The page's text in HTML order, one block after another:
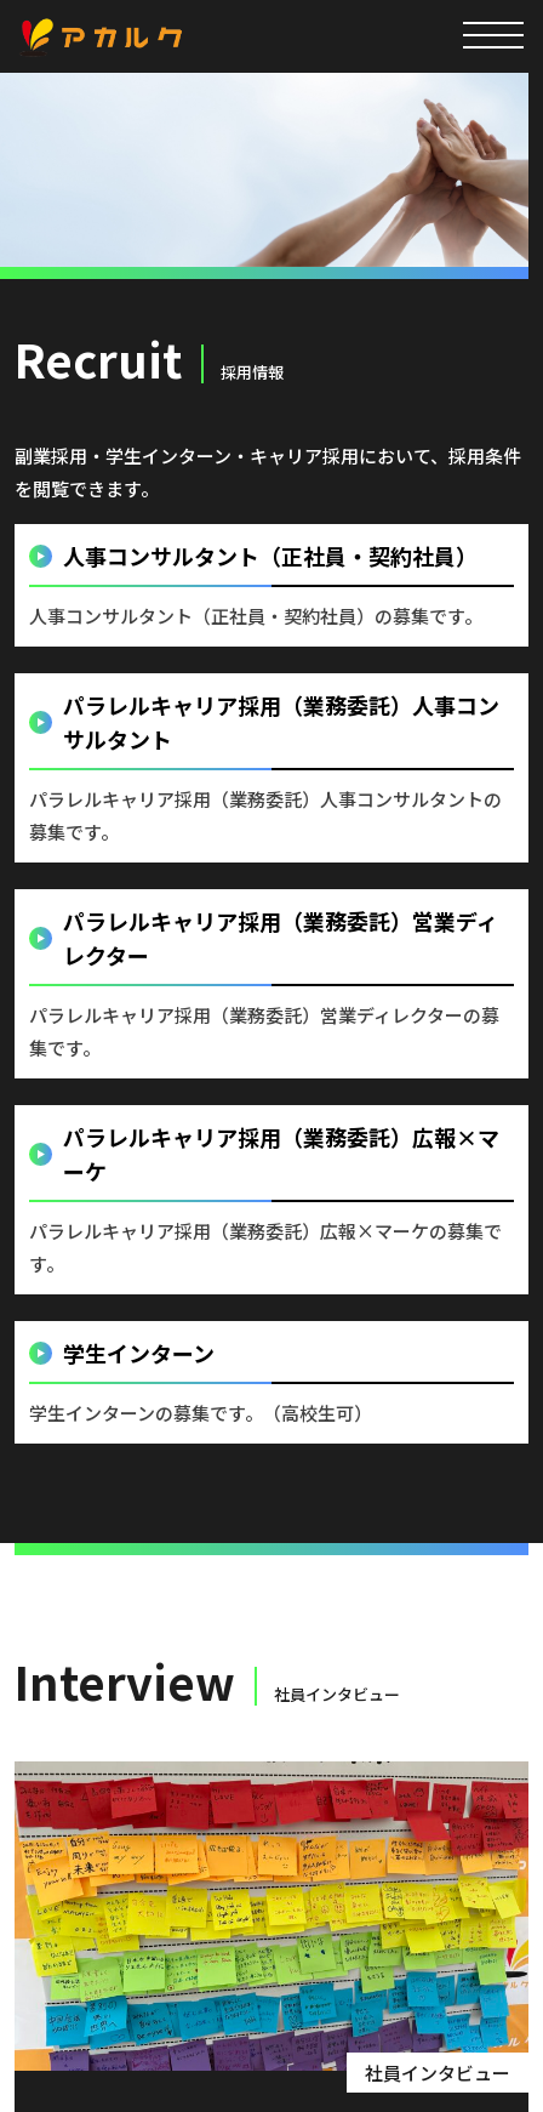
Recruit 採用情報
副業採用・学生インターン・キャリア採用において、採用条件
を閲覧できます。
人事コンサルタント（正社員・契約社員）
人事コンサルタント（正社員・契約社員）の募集です。
パラレルキャリア採用（業務委託）人事コン
サルタント
パラレルキャリア採用（業務委託）人事コンサルタントの
募集です。
パラレルキャリア採用（業務委託）営業ディ
レクター
パラレルキャリア採用（業務委託）営業ディレクターの募
集です。
パラレルキャリア採用（業務委託）広報×マ
ーケ
パラレルキャリア採用（業務委託）広報×マーケの募集で
す。
学生インターン
学生インターンの募集です。（高校生可）
Interview 社員インタビュー
社員インタビュー